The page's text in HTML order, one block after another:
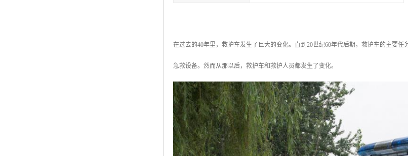
在过去的40年里，救护车发生了巨大的变化。直到20世纪60年代后期，救护车的主要
急救设备。然而从那以后，救护车和救护人员都发生了变化。